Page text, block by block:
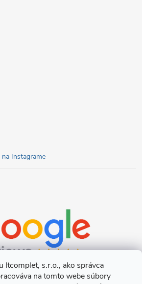
Itcomplet, s.r.o., ako správca
na tomto webe súbory
Instagrame